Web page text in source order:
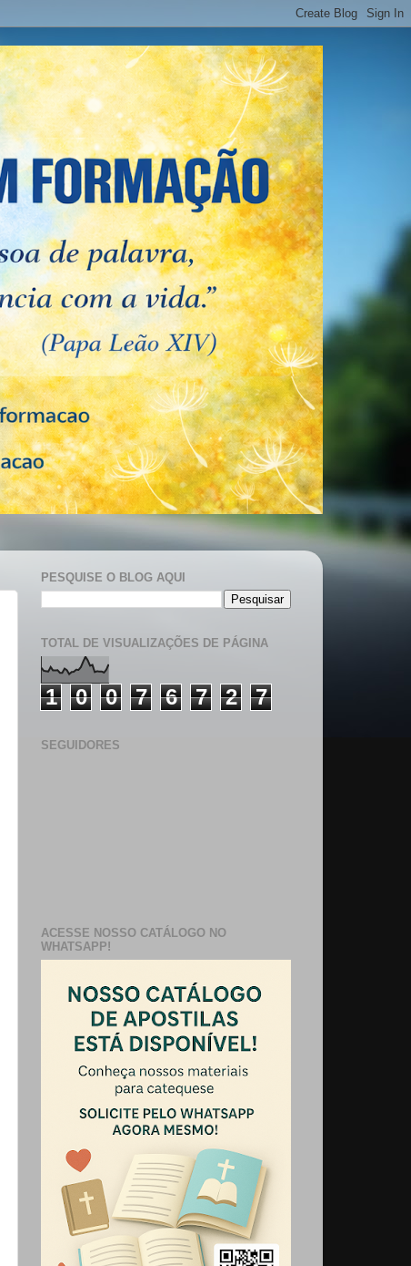
PESQUISE O BLOG AQUI
TOTAL DE VISUALIZAÇÕES DE PÁGINA
1 0 0 7 6 7 2 7
SEGUIDORES
ACESSE NOSSO CATÁLOGO NO
WHATSAPP!